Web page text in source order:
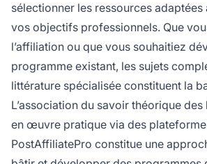
sélectionner les ressources adaptées
vos objectifs professionnels. Que
l’affiliation ou que vous souhaitiez
programme existant, les sujets
littérature spécialisée constituent la
L’association du savoir théorique
en œuvre pratique via des
PostAffiliatePro constitue une